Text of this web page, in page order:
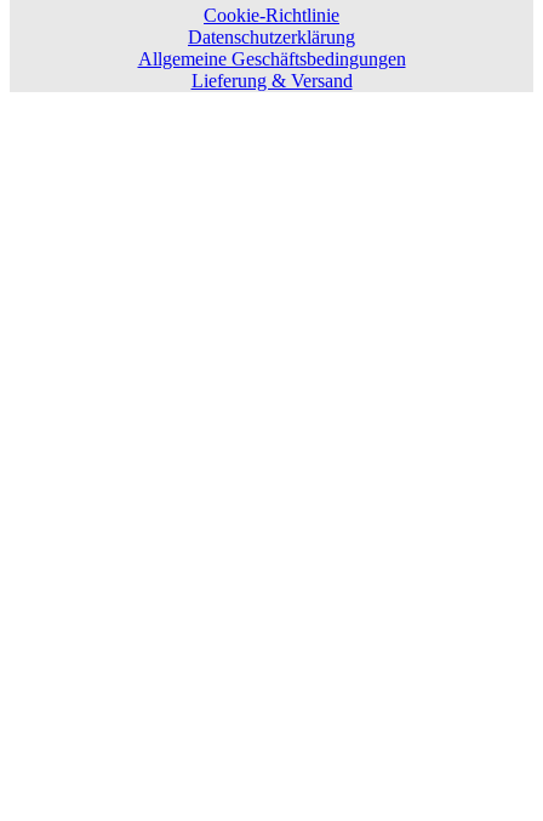
Cookie-Richtlinie
Datenschutzerklärung
Allgemeine Geschäftsbedingungen
Lieferung & Versand